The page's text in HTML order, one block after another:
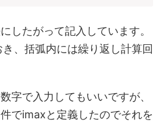
したがって記入しています。
、括弧内には繰り返し計算回
字で入力してもいいですが、
でimaxと定義したのでそれを